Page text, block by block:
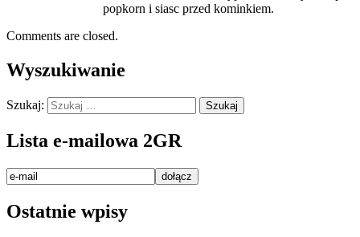
popkorn i siasc przed kominkiem.
Comments are closed.
Wyszukiwanie
Szukaj:
Lista e-mailowa 2GR
Ostatnie wpisy